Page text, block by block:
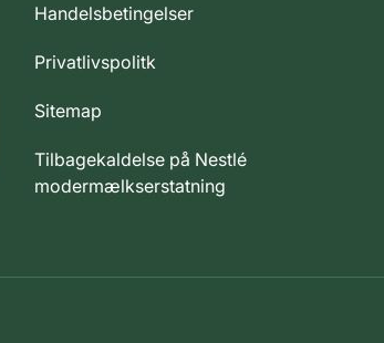
Handelsbetingelser
Privatlivspolitk
Sitemap
Tilbagekaldelse på Nestlé
modermælkserstatning